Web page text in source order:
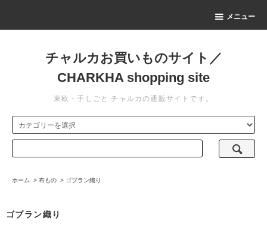
メニュー
チャルカお買いものサイト／
CHARKHA shopping site
東欧・手しごと チャルカの通販サイトです。
ホーム > 布もの > ゴブラン織り
ゴブラン織り